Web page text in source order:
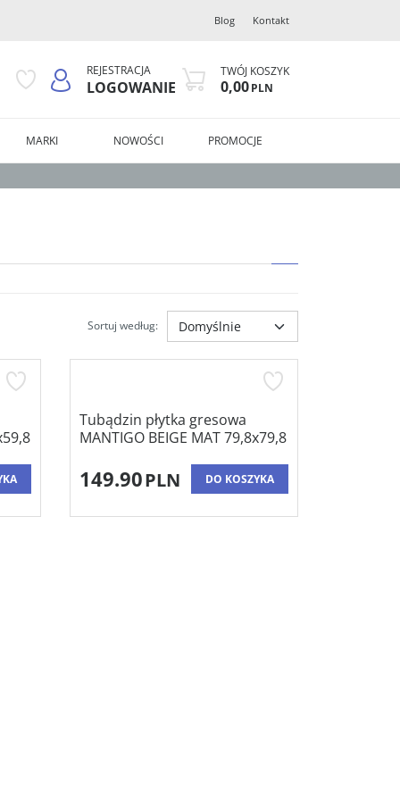
Blog Kontakt
REJESTRACJA
LOGOWANIE
TWÓJ KOSZYK
0,00PLN
MARKI NOWOŚCI PROMOCJE
Sortuj według:
Tubądzin płytka gresowa
MANTIGO BEIGE MAT 79,8x79,8
149.90PLN DO KOSZYKA